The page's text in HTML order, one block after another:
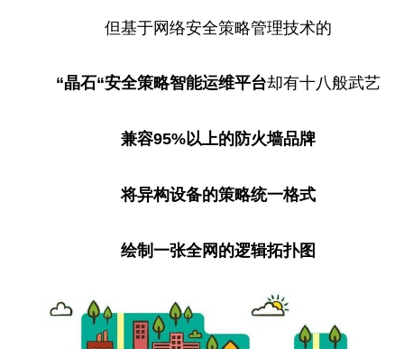
但基于网络安全策略管理技术的
“晶石“安全策略智能运维平台却有十八般武艺
兼容95%以上的防火墙品牌
将异构设备的策略统一格式
绘制一张全网的逻辑拓扑图